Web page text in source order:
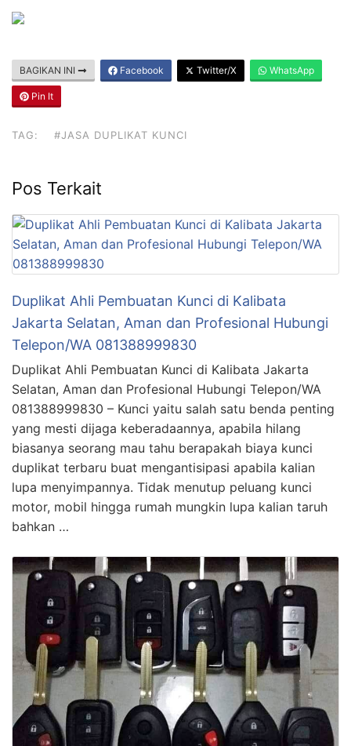
BAGIKAN INI Facebook Twitter/X WhatsApp
Pin It
TAG: #JASA DUPLIKAT KUNCI
Pos Terkait
Duplikat Ahli Pembuatan Kunci di Kalibata
Jakarta Selatan, Aman dan Profesional Hubungi
Telepon/WA 081388999830
Duplikat Ahli Pembuatan Kunci di Kalibata Jakarta
Selatan, Aman dan Profesional Hubungi Telepon/WA
081388999830 – Kunci yaitu salah satu benda penting
yang mesti dijaga keberadaannya, apabila hilang
biasanya seorang mau tahu berapakah biaya kunci
duplikat terbaru buat mengantisipasi apabila kalian
lupa menyimpannya. Tidak menutup peluang kunci
motor, mobil hingga rumah mungkin lupa kalian taruh
bahkan …